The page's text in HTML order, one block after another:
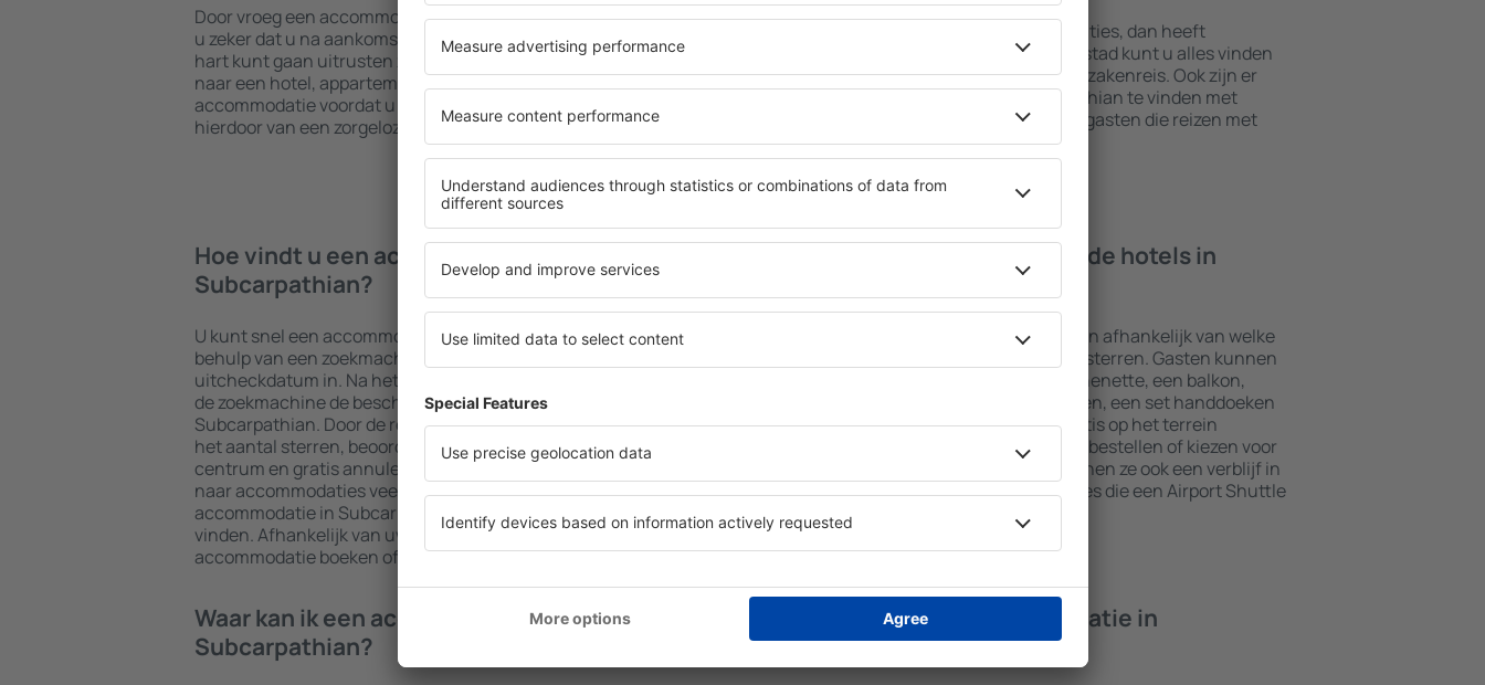
Door vroeg een accommodatie in Subcarpathian te boeken, weet
u zeker dat u na aankomst op uw bestemming, met een gerust
hart kunt gaan uitrusten zonder dat u nog op zoek hoeft te gaan
naar een hotel, appartement of andere accommodatie. Boek uw
accommodatie voordat u Subcarpathian bezoekt en geniet
hierdoor van een zorgeloze en ontspannen sfeer tijdens uw reis.
Als u op zoek bent naar luxe accommodaties, dan heeft
Subcarpathian u veel te bieden. In deze stad kunt u alles vinden
wat u nodig heeft tijdens uw vakantie of zakenreis. Ook zijn er
geweldige accommodaties in Subcarpathian te vinden met
faciliteiten voor gehandicapten en voor gasten die reizen met
baby’s, jonge kinderen of huisdieren.
Hoe vindt u een accommodatie in
Subcarpathian?
U kunt snel een accommodatie in Subcarpathian vinden met
behulp van een zoekmachine. Voer uw bestemming en in- en
uitcheckdatum in. Na het kiezen van het aantal reizigers, toont
de zoekmachine de beschikbare accommodaties in
Subcarpathian. Door de resultaten te filteren op type faciliteit,
het aantal sterren, beoordelingen van gasten, afstand tot het
centrum en gratis annuleringsmogelijkheid, wordt het zoeken
naar accommodaties veel gemakkelijker. Hierdoor kunt u uw
accommodatie in Subcarpathian al in slechts enkele minuten
vinden. Afhankelijk van uw wensen kunt u alleen een
accommodatie boeken of een vlucht + hotel combineren.
Welke voorzieningen bieden de hotels in
Hotelvoorzieningen in Subcarpathian zijn afhankelijk van welke
accommodatie geboekt is en het aantal sterren. Gasten kunnen
gebruikmaken van kamers met een kitchenette, een balkon,
airconditioning, koffie- en theefaciliteiten, een set handdoeken
en internettoegang. Gasten kunnen gratis op het terrein
parkeren, een maaltijd in het restaurant bestellen of kiezen voor
een hotel met zwembad. Daarnaast kunnen ze ook een verblijf in
Subcarpathian boeken in accommodaties die een Airport Shuttle
dienst aanbieden.
Waar kan ik een accommodatie boeken in
Subcarpathian?
Hoeveel kost een accommodatie in
Subcarpathian?